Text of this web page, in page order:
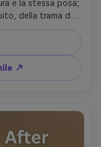
e la stessa posa;
della trama del
con l'illuminazione
-ar 4:5
↗